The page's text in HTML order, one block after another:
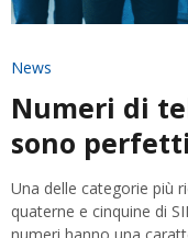
News
Numeri di
sono
Una delle categorie più
quaterne e cinquine di